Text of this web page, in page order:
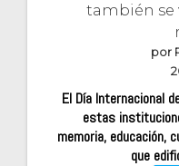
también se
por
El Día Internacional
estas
memoria, educación,
que